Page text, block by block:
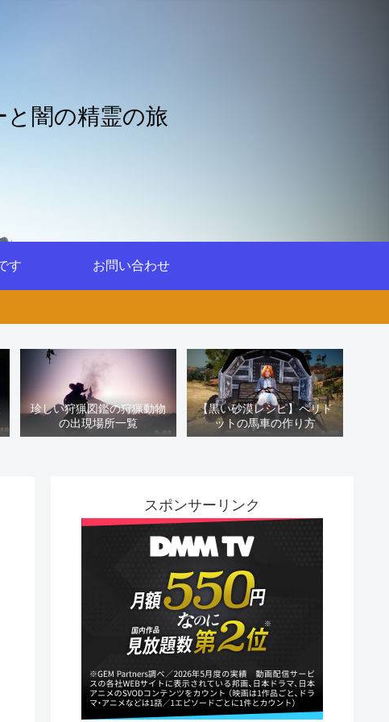
闇の精霊の旅
す お問い合わせ
珍しい狩猟図鑑の狩猟動物
の出現場所一覧
【黒い砂漠レシピ】ペリド
ットの馬車の作り方
スポンサーリンク